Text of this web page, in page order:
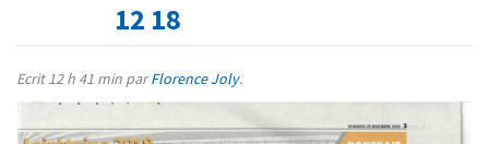
12 18
Ecrit12 h 41 min parFlorence Joly.